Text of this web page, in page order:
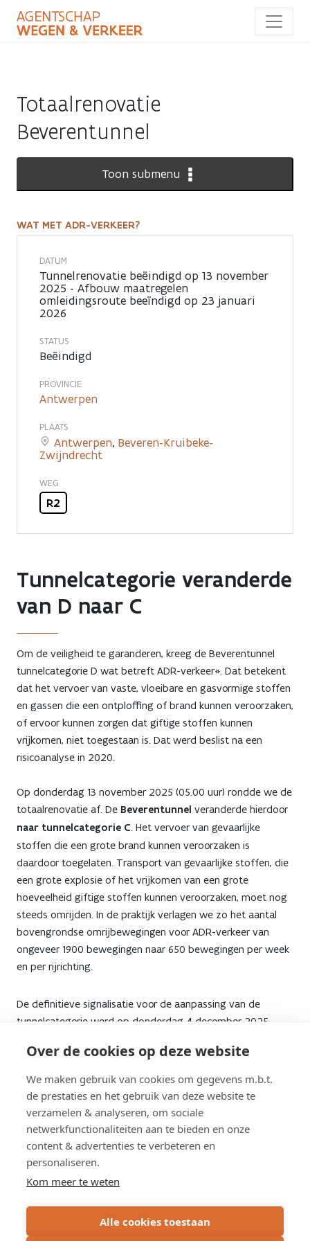
Over de cookies op deze website
We maken gebruik van cookies om gegevens m.b.t.
de prestaties en het gebruik van deze website te
verzamelen & analyseren, om sociale
netwerkfunctionaliteiten aan te bieden en onze
content & advertenties te verbeteren en
personaliseren.
Kom meer te weten
Alle cookies toestaan
naar
Totaalrenovatie
Beverentunnel
Toon submenu
Wat
met
ADR-
verkeer?
WAT MET ADR-VERKEER?
DATUM
Tunnelrenovatie beëindigd op 13 november
2025 - Afbouw maatregelen
omleidingsroute beeïndigd op 23 januari
2026
STATUS
Beëindigd
PROVINCIE
Antwerpen
PLAATS
Antwerpen, Beveren-Kruibeke-
Zwijndrecht
WEG
R2
Tunnelcategorie veranderde
van D naar C
Om de veiligheid te garanderen, kreeg de Beverentunnel
tunnelcategorie D wat betreft ADR-verkeer*. Dat betekent
dat het vervoer van vaste, vloeibare en gasvormige stoffen
en gassen die een ontploffing of brand kunnen veroorzaken,
of ervoor kunnen zorgen dat giftige stoffen kunnen
vrijkomen, niet toegestaan is. Dat werd beslist na een
risicoanalyse in 2020.
Op donderdag 13 november 2025 (05.00 uur) rondde we de
totaalrenovatie af. De Beverentunnel veranderde hierdoor
naar tunnelcategorie C. Het vervoer van gevaarlijke
stoffen die een grote brand kunnen veroorzaken is
daardoor toegelaten. Transport van gevaarlijke stoffen, die
een grote explosie of het vrijkomen van een grote
hoeveelheid giftige stoffen kunnen veroorzaken, moet nog
steeds omrijden. In de praktijk verlagen we zo het aantal
bovengrondse omrijbewegingen voor ADR-verkeer van
ongeveer 1900 bewegingen naar 650 bewegingen per week
en per rijrichting.
De definitieve signalisatie voor de aanpassing van de
tunnelcategorie werd op donderdag 4 december 2025
Beverentunnel.
*ADR staat voor ‘Accord européen relatif au transport
international de marchandises Dangereuses par Route’
Schrijf u in op de nieuwsbrief
Subscribe